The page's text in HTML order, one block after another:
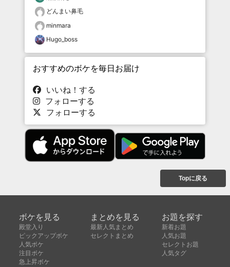
どんまい鼻毛
minmara
Hugo_boss
おすすめのボケを毎日お届け
いいね！する
フォローする
フォローする
Topに戻る
ボケを見る
殿堂入り
ピックアップボケ
人気ボケ
注目ボケ
急上昇ボケ
まとめを見る
最新人気まとめ
セレクトまとめ
お題を探す
新着お題
人気お題
セレクトお題
人気タグ